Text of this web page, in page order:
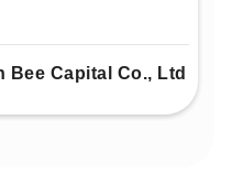
Bee Capital Co., Ltd